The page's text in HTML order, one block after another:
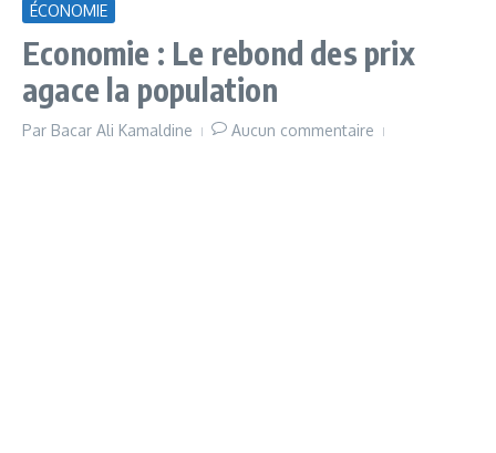
ÉCONOMIE
Economie : Le rebond des prix
agace la population
Par Bacar Ali Kamaldine Aucun commentaire